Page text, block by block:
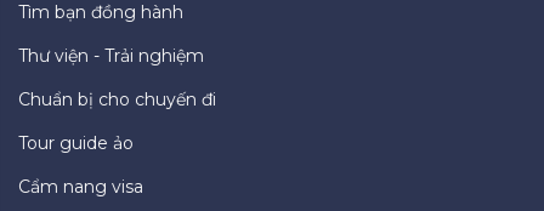
Tìm bạn đồng hành
Thư viện - Trải nghiệm
Chuẩn bị cho chuyến đi
Tour guide ảo
Cẩm nang visa